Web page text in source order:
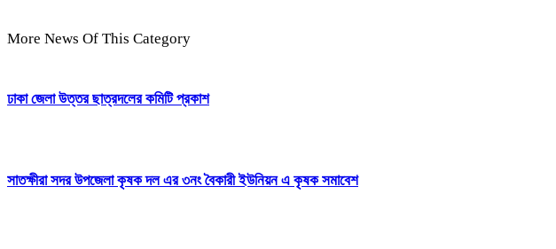
More News Of This Category
ঢাকা জেলা উত্তর ছাত্রদলের কমিটি প্রকাশ
সাতক্ষীরা সদর উপজেলা কৃষক দল এর ৩নং বৈকারী ইউনিয়ন এ কৃষক সমাবেশ